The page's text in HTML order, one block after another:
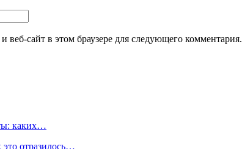
сайт в этом браузере для следующего комментария.
каких…
это отразилось…